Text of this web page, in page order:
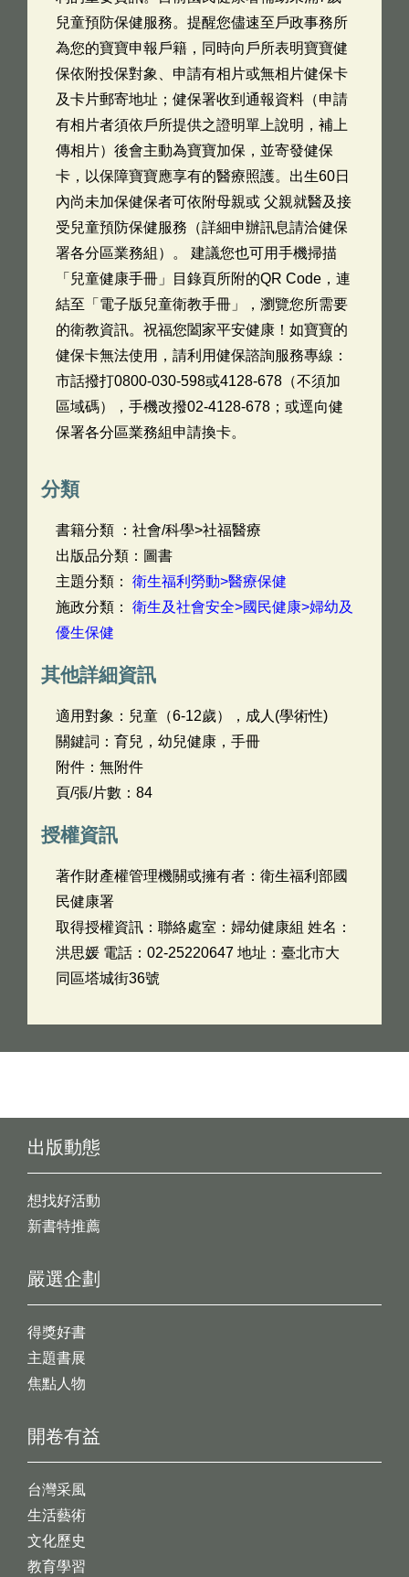
兒童預防保健服務。提醒您儘速至戶政事務所
為您的寶寶申報戶籍，同時向戶所表明寶寶健
保依附投保對象、申請有相片或無相片健保卡
及卡片郵寄地址；健保署收到通報資料（申請
有相片者須依戶所提供之證明單上說明，補上
傳相片）後會主動為寶寶加保，並寄發健保
卡，以保障寶寶應享有的醫療照護。出生60日
內尚未加保健保者可依附母親或 父親就醫及接
受兒童預防保健服務（詳細申辦訊息請洽健保
署各分區業務組）。 建議您也可用手機掃描
「兒童健康手冊」目錄頁所附的QR Code，連
結至「電子版兒童衛教手冊」，瀏覽您所需要
的衛教資訊。祝福您闔家平安健康！如寶寶的
健保卡無法使用，請利用健保諮詢服務專線：
市話撥打0800-030-598或4128-678（不須加
區域碼），手機改撥02-4128-678；或逕向健
保署各分區業務組申請換卡。
分類
書籍分類 ：社會/科學>社福醫療
出版品分類：圖書
主題分類： 衛生福利勞動>醫療保健
施政分類： 衛生及社會安全>國民健康>婦幼及
優生保健
其他詳細資訊
適用對象：兒童（6-12歲），成人(學術性)
關鍵詞：育兒，幼兒健康，手冊
附件：無附件
頁/張/片數：84
授權資訊
著作財產權管理機關或擁有者：衛生福利部國
民健康署
取得授權資訊：聯絡處室：婦幼健康組 姓名：
洪思媛 電話：02-25220647 地址：臺北市大
同區塔城街36號
出版動態
想找好活動
新書特推薦
開卷有益
台灣采風
生活藝術
文化歷史
教育學習
嚴選企劃
得獎好書
主題書展
焦點人物